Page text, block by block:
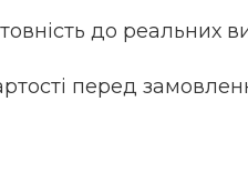
до реальних
перед